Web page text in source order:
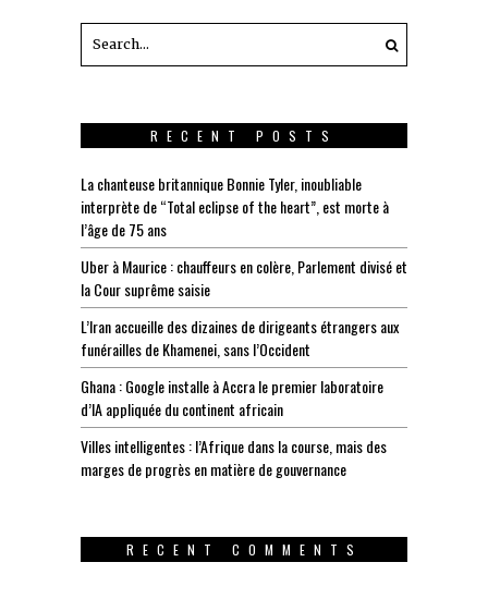
RECENT POSTS
La chanteuse britannique Bonnie Tyler, inoubliable
interprète de “Total eclipse of the heart”, est morte à
l’âge de 75 ans
Uber à Maurice : chauffeurs en colère, Parlement divisé et
la Cour suprême saisie
L’Iran accueille des dizaines de dirigeants étrangers aux
funérailles de Khamenei, sans l’Occident
Ghana : Google installe à Accra le premier laboratoire
d’IA appliquée du continent africain
Villes intelligentes : l’Afrique dans la course, mais des
marges de progrès en matière de gouvernance
RECENT COMMENTS